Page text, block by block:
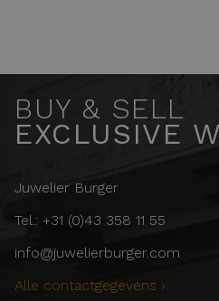
BUY & SELL
EXCLUSIVE
Juwelier Burger
Tel.: +31 (0)43 358 11 55
info@juwelierburger.com
Alle contactgegevens ›